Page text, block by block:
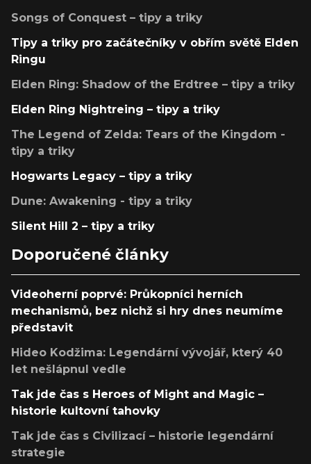
Songs of Conquest – tipy a triky
Tipy a triky pro začátečníky v obřím světě Elden
Ringu
Elden Ring: Shadow of the Erdtree – tipy a triky
Elden Ring Nightreing – tipy a triky
The Legend of Zelda: Tears of the Kingdom -
tipy a triky
Hogwarts Legacy – tipy a triky
Dune: Awakening - tipy a triky
Silent Hill 2 – tipy a triky
Doporučené články
Videoherní poprvé: Průkopníci herních
mechanismů, bez nichž si hry dnes neumíme
představit
Hideo Kodžima: Legendární vývojář, který 40
let nešlápnul vedle
Tak jde čas s Heroes of Might and Magic –
historie kultovní tahovky
Tak jde čas s Civilizací – historie legendární
strategie